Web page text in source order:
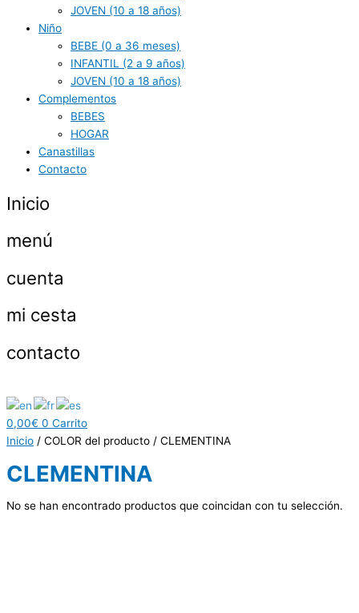
JOVEN (10 a 18 años)
Niño
BEBE (0 a 36 meses)
INFANTIL (2 a 9 años)
JOVEN (10 a 18 años)
Complementos
BEBES
HOGAR
Canastillas
Contacto
Inicio
menú
cuenta
mi cesta
contacto
0,00€ 0 Carrito
Inicio / COLOR del producto / CLEMENTINA
CLEMENTINA
No se han encontrado productos que coincidan con tu selección.